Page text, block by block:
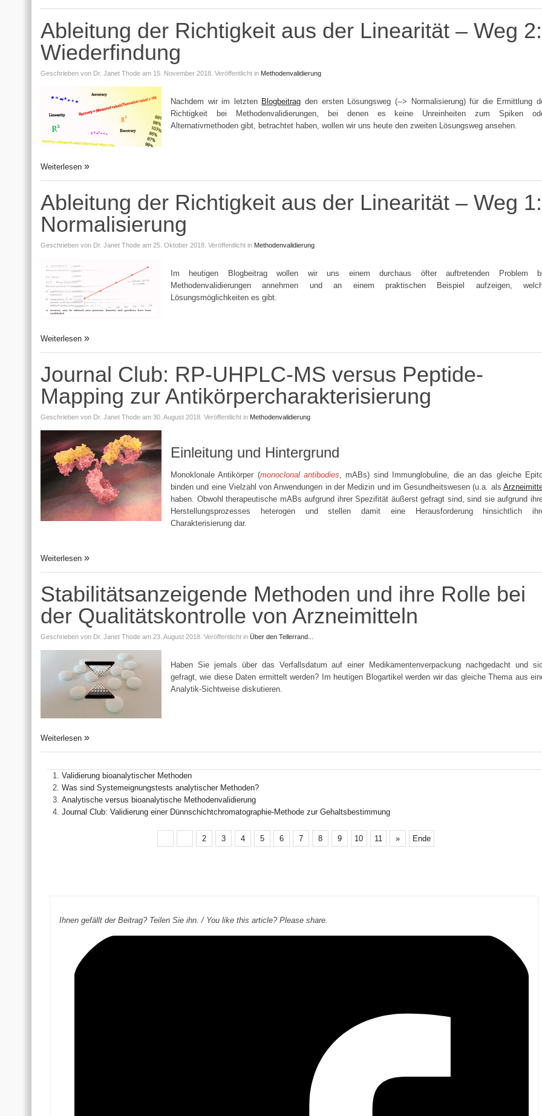
Ableitung der Richtigkeit aus der Linearität – Weg 2:
Wiederfindung
Geschrieben von Dr. Janet Thode am 15. November 2018. Veröffentlicht in Methodenvalidierung
Nachdem wir im letzten Blogbeitrag den ersten Lösungsweg (--> Normalisierung) für die Ermittlung
Richtigkeit bei Methodenvalidierungen, bei denen es keine Unreinheiten zum Spiken
Alternativmethoden gibt, betrachtet haben, wollen wir uns heute den zweiten Lösungsweg ansehen.
Weiterlesen
Ableitung der Richtigkeit aus der Linearität – Weg 1:
Normalisierung
Geschrieben von Dr. Janet Thode am 25. Oktober 2018. Veröffentlicht in Methodenvalidierung
Im heutigen Blogbeitrag wollen wir uns einem durchaus öfter auftretenden Problem
Methodenvalidierungen annehmen und an einem praktischen Beispiel aufzeigen,
Lösungsmöglichkeiten es gibt.
Weiterlesen
Journal Club: RP-UHPLC-MS versus Peptide-
Mapping zur Antikörpercharakterisierung
Geschrieben von Dr. Janet Thode am 30. August 2018. Veröffentlicht in Methodenvalidierung
Einleitung und Hintergrund
Monoklonale Antikörper (monoclonal antibodies, mABs) sind Immunglobuline, die an das gleiche
binden und eine Vielzahl von Anwendungen in der Medizin und im Gesundheitswesen (u.a. als
haben. Obwohl therapeutische mABs aufgrund ihrer Spezifität äußerst gefragt sind, sind sie aufgrund
Herstellungsprozesses heterogen und stellen damit eine Herausforderung hinsichtlich
Charakterisierung dar.
Weiterlesen
Stabilitätsanzeigende Methoden und ihre Rolle bei
der Qualitätskontrolle von Arzneimitteln
Geschrieben von Dr. Janet Thode am 23. August 2018. Veröffentlicht in Über den Tellerrand...
Haben Sie jemals über das Verfallsdatum auf einer Medikamentenverpackung nachgedacht und
gefragt, wie diese Daten ermittelt werden? Im heutigen Blogartikel werden wir das gleiche Thema aus
Analytik-Sichtweise diskutieren.
Weiterlesen
Validierung bioanalytischer Methoden
Was sind Systemeignungstests analytischer Methoden?
Analytische versus bioanalytische Methodenvalidierung
Journal Club: Validierung einer Dünnschichtchromatographie-Methode zur Gehaltsbestimmung
2 3 4 5 6 7 8 9 10 11 » Ende
Ihnen gefällt der Beitrag? Teilen Sie ihn. / You like this article? Please share.